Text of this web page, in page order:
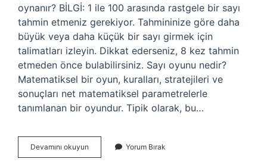
oynanır? BİLGİ: 1 ile 100 arasında rastgele bir sayı
tahmin etmeniz gerekiyor. Tahmininize göre daha
büyük veya daha küçük bir sayı girmek için
talimatları izleyin. Dikkat ederseniz, 8 kez tahmin
etmeden önce bulabilirsiniz. Sayı oyunu nedir?
Matematiksel bir oyun, kuralları, stratejileri ve
sonuçları net matematiksel parametrelerle
tanımlanan bir oyundur. Tipik olarak, bu…
Devamını okuyun
Bulmacası
Yorum Bırak